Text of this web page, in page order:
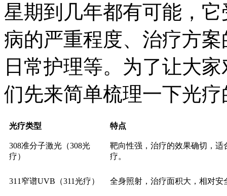
星期到几年都有可能，
病的严重程度、治疗方
日常护理等。为了让大
们先来简单梳理一下光
光疗类型 特点
308准分子激光（308光
疗）
靶向性强，治疗的效果确切，适
疗。
311窄谱UVB（311光疗） 全身照射，治疗面积大，相对安